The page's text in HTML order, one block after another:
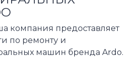
компания предоставляет
по ремонту и
машин бренда Ardo.